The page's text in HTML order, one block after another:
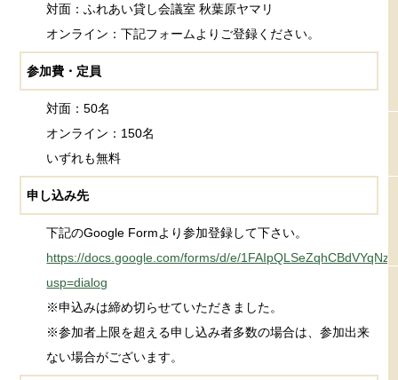
対面：ふれあい貸し会議室 秋葉原ヤマリ
オンライン：下記フォームよりご登録ください。
参加費・定員
対面：50名
オンライン：150名
いずれも無料
申し込み先
下記のGoogle Formより参加登録して下さい。
https://docs.google.com/forms/d/e/
usp=dialog
※申込みは締め切らせていただきました。
※参加者上限を超える申し込み者多数の場合は、参加出来
ない場合がございます。